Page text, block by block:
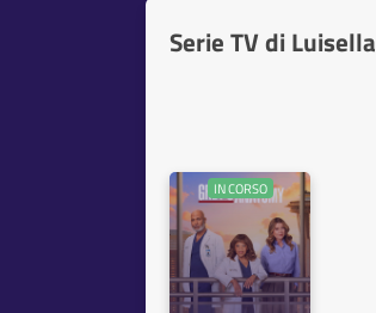
Serie TV di Luisella
IN CORSO